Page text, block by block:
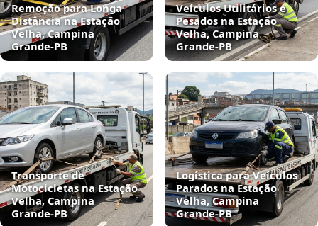
Remoção para Longa
Distância na Estação
Velha, Campina
Grande‑PB
Veículos Utilitários e
Pesados na Estação
Velha, Campina
Grande‑PB
Transporte de
Motocicletas na Estação
Velha, Campina
Grande‑PB
Logística para Veículos
Parados na Estação
Velha, Campina
Grande‑PB